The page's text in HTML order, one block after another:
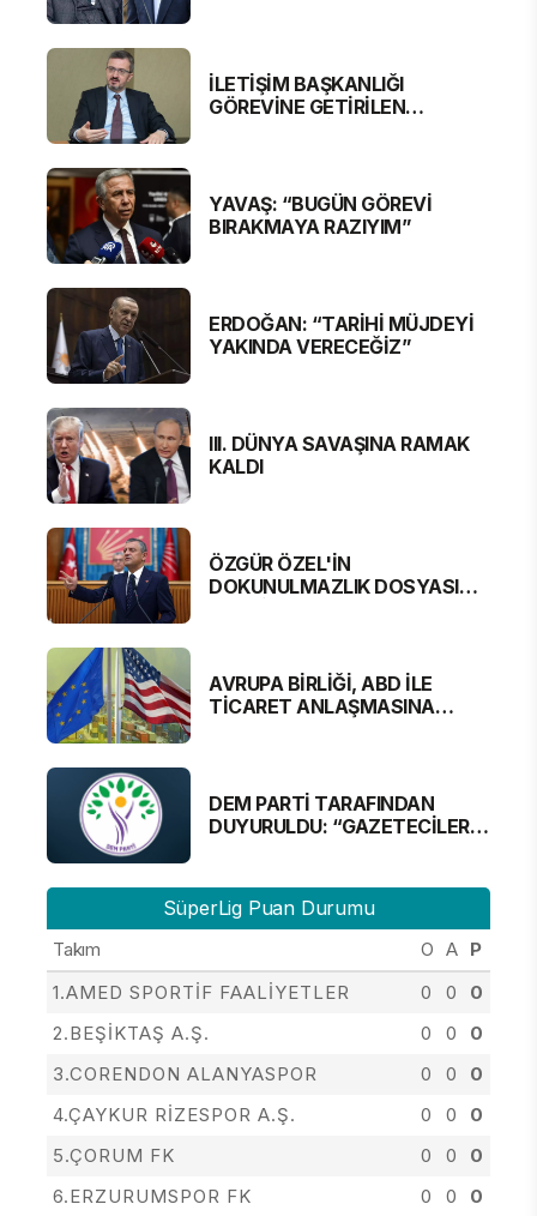
İLETİŞİM BAŞKANLIĞI
GÖREVİNE GETİRİLEN
YAVAŞ: “BUGÜN GÖREVİ
BIRAKMAYA RAZIYIM”
ERDOĞAN: “TARİHİ MÜJDEYİ
YAKINDA VERECEĞİZ”
III. DÜNYA SAVAŞINA RAMAK
KALDI
ÖZGÜR ÖZEL'İN
DOKUNULMAZLIK DOSYASI
AVRUPA BİRLİĞİ, ABD İLE
TİCARET ANLAŞMASINA
DEM PARTİ TARAFINDAN
DUYURULDU: “GAZETECİLER
SüperLig Puan Durumu
Takım O A P
1.AMED SPORTİF FAALİYETLER
0 0
0
2.BEŞİKTAŞ A.Ş.
0 0
0
3.CORENDON ALANYASPOR
0 0
0
4.ÇAYKUR RİZESPOR A.Ş.
0 0
0
5.ÇORUM FK
0 0
0
6.ERZURUMSPOR FK
0 0
0